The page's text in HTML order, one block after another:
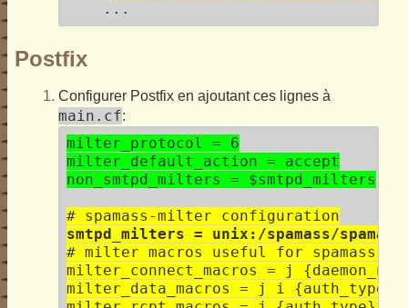
Postfix
Configurer Postfix en ajoutant ces lignes à
main.cf:
milter_protocol = 6
milter_default_action = accept
non_smtpd_milters = $smtpd_milters
smtpd_milters = unix:/spamass/
# milter macros useful for spamass-
milter_connect_macros = j
milter_data_macros = j i {auth_type}